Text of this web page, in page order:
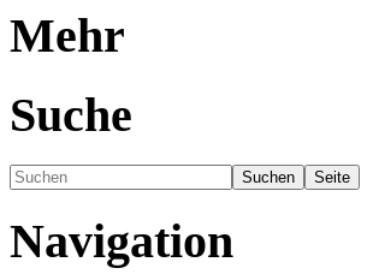
Mehr
Suche
Navigation